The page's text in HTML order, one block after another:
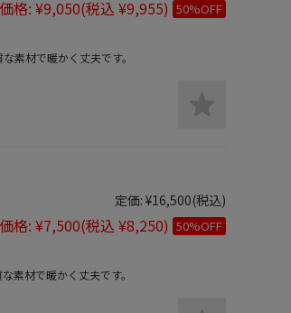
価格: ¥9,050(税込 ¥9,955) 50%OFF
素材で暖かく丈夫です。
定価: ¥16,500(税込)
価格: ¥7,500(税込 ¥8,250) 50%OFF
素材で暖かく丈夫です。